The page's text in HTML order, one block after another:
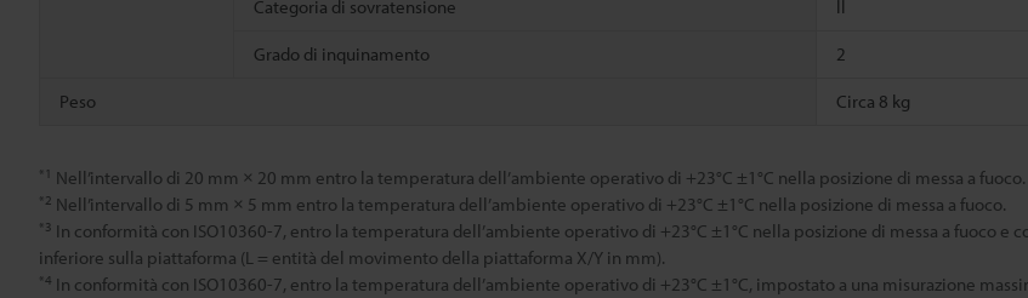
Categoria di sovratensione ll
Grado di inquinamento 2
Peso Circa 8 kg
*1 Nell’intervallo di 20 mm × 20 mm entro la temperatura dell’ambiente operativo di +23°C ±1°C nella posizione di messa a fuoco.
*2 Nell’intervallo di 5 mm × 5 mm entro la temperatura dell’ambiente operativo di +23°C ±1°C nella posizione di messa a fuoco.
*3 In conformità con ISO10360-7, entro la temperatura dell’ambiente operativo di +23°C ±1°C nella posizione di messa a fuoco e
inferiore sulla piattaforma (L = entità del movimento della piattaforma X/Y in mm).
*4 In conformità con ISO10360-7, entro la temperatura dell’ambiente operativo di +23°C ±1°C, impostato a una misurazione